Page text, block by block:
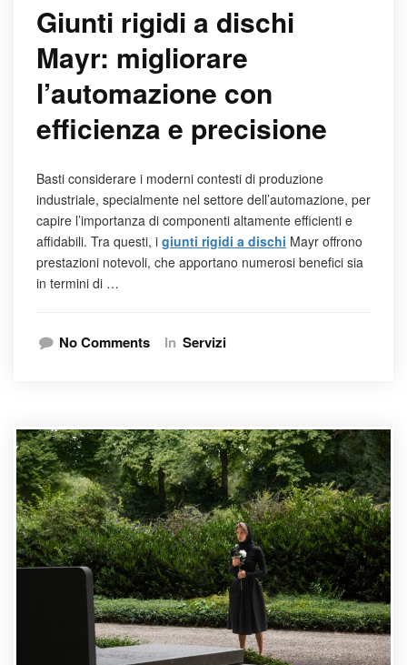
Giunti rigidi a dischi
Mayr: migliorare
l’automazione con
efficienza e precisione
Basti considerare i moderni contesti di produzione
industriale, specialmente nel settore dell’automazione, per
capire l’importanza di componenti altamente efficienti e
affidabili. Tra questi, i giunti rigidi a dischi Mayr offrono
prestazioni notevoli, che apportano numerosi benefici sia
in termini di …
No Comments In Servizi